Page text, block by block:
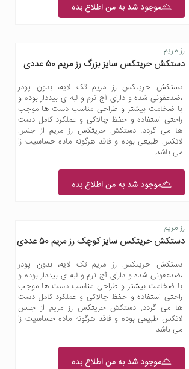
موجود شد به من اطلاع بده
رز مریم
دستکش حریتکس سایز بزرگ رز مریم 50 عددی
دستکش حریتکس رز مریم تک لایه، بدون پودر
،ضدعفونی شده و دارای آج نرم و لبه ی بیددار بوده و
با ضخامت بیشتر و طراحی مناسب دست ها موجب
راحتی استفاده و حفظ چالاکی و عملکرد کامل دست
ها می گردد. دستکش حریتکس رز مریم از جنس
لاتکس طبیعی بوده و فاقد هرگونه ماده حساسیت زا
می باشد.
موجود شد به من اطلاع بده
رز مریم
دستکش حریتکس سایز کوچک رز مریم 50 عددی
دستکش حریتکس رز مریم تک لایه، بدون پودر
،ضدعفونی شده و دارای آج نرم و لبه ی بیددار بوده و
با ضخامت بیشتر و طراحی مناسب دست ها موجب
راحتی استفاده و حفظ چالاکی و عملکرد کامل دست
ها می گردد. دستکش حریتکس رز مریم از جنس
لاتکس طبیعی بوده و فاقد هرگونه ماده حساسیت زا
می باشد.
موجود شد به من اطلاع بده